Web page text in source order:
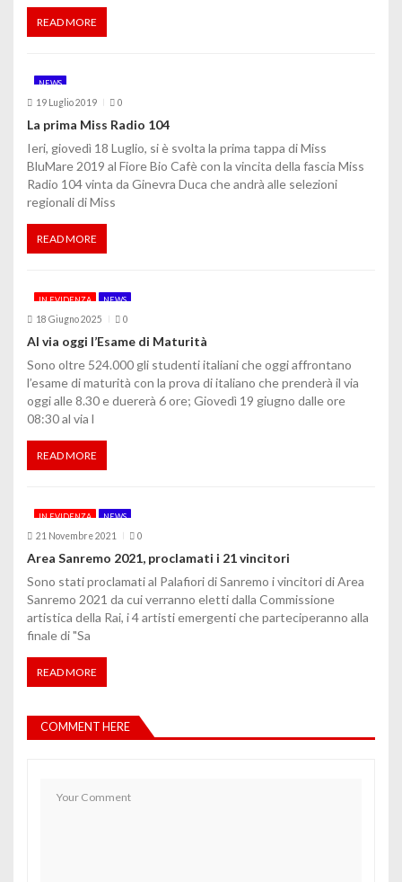
t
i
c
o
l
i
READ MORE
NEWS
19 Luglio 2019 0
La prima Miss Radio 104
Ieri, giovedì 18 Luglio, si è svolta la prima tappa di Miss
BluMare 2019 al Fiore Bio Cafè con la vincita della fascia Miss
Radio 104 vinta da Ginevra Duca che andrà alle selezioni
regionali di Miss
READ MORE
IN EVIDENZA NEWS
18 Giugno 2025 0
Al via oggi l’Esame di Maturità
Sono oltre 524.000 gli studenti italiani che oggi affrontano
l’esame di maturità con la prova di italiano che prenderà il via
oggi alle 8.30 e duererà 6 ore; Giovedì 19 giugno dalle ore
08:30 al via l
READ MORE
IN EVIDENZA NEWS
21 Novembre 2021 0
Area Sanremo 2021, proclamati i 21 vincitori
Sono stati proclamati al Palafiori di Sanremo i vincitori di Area
Sanremo 2021 da cui verranno eletti dalla Commissione
artistica della Rai, i 4 artisti emergenti che parteciperanno alla
finale di "Sa
READ MORE
COMMENT HERE